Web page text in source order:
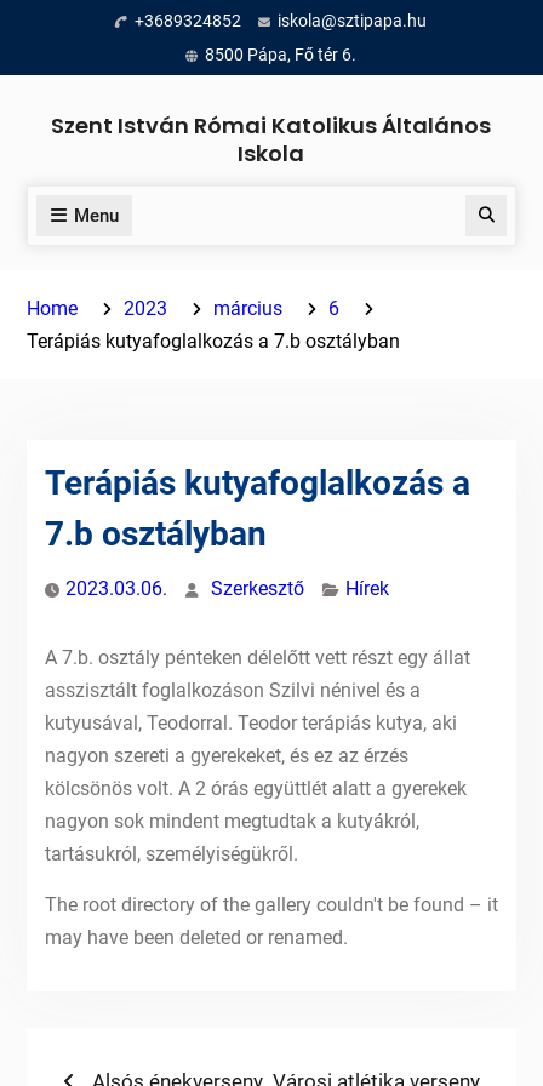
content
+3689324852
iskola@sztipapa.hu
8500 Pápa, Fő tér 6.
Szent István Római Katolikus Általános
Iskola
Menu Search
Home 2023 március
6
Terápiás kutyafoglalkozás a 7.b osztályban
Terápiás kutyafoglalkozás a
7.b osztályban
2023.03.06. Szerkesztő Hírek
A 7.b. osztály pénteken délelőtt vett részt egy állat
asszisztált foglalkozáson Szilvi nénivel és a
kutyusával, Teodorral. Teodor terápiás kutya, aki
nagyon szereti a gyerekeket, és ez az érzés
kölcsönös volt. A 2 órás együttlét alatt a gyerekek
nagyon sok mindent megtudtak a kutyákról,
tartásukról, személyiségükről.
The root directory of the gallery couldn't be found – it
may have been deleted or renamed.
Previous
Alsós énekverseny Next
Városi atlétika verseny